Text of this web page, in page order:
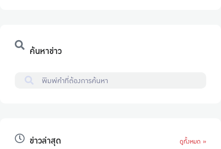
ค้นหาข่าว
ข่าวล่าสุด ดูทั้งหมด »